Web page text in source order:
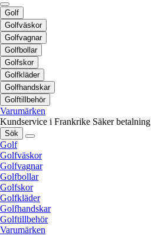
Golf
Golfväskor
Golfvagnar
Golfbollar
Golfskor
Golfkläder
Golfhandskar
Golftillbehör
Varumärken
Kundservice i Frankrike Säker betalning
Sök
Golf
Golfväskor
Golfvagnar
Golfbollar
Golfskor
Golfkläder
Golfhandskar
Golftillbehör
Varumärken